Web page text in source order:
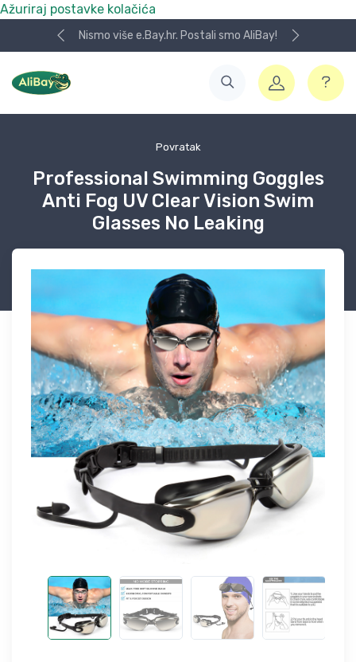
Ažuriraj postavke kolačića
Nismo više e.Bay.hr. Postali smo AliBay!
Povratak
Professional Swimming Goggles
Anti Fog UV Clear Vision Swim
Glasses No Leaking